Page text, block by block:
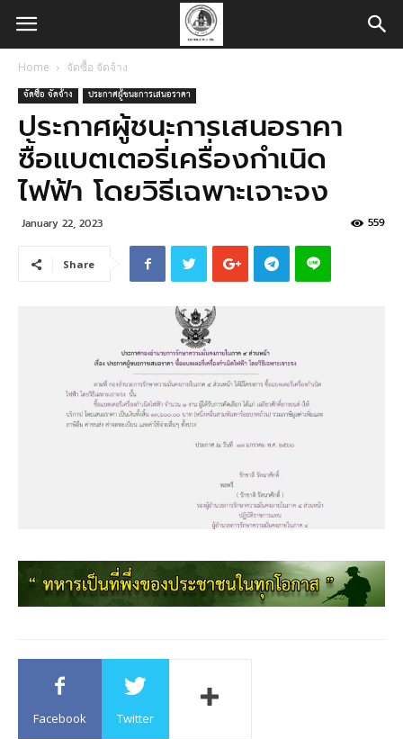
Home จัดซื้อ จัดจ้าง
จัดซื้อ จัดจ้าง ประกาศผู้ชนะการเสนอราคา
ประกาศผู้ชนะการเสนอราคา
ซื้อแบตเตอรี่เครื่องกำเนิด
ไฟฟ้า โดยวิธีเฉพาะเจาะจง
January 22, 2023 559
Share
Facebook Twitter